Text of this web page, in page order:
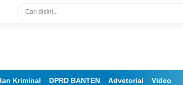
Kriminal DPRD BANTEN Advetorial Video